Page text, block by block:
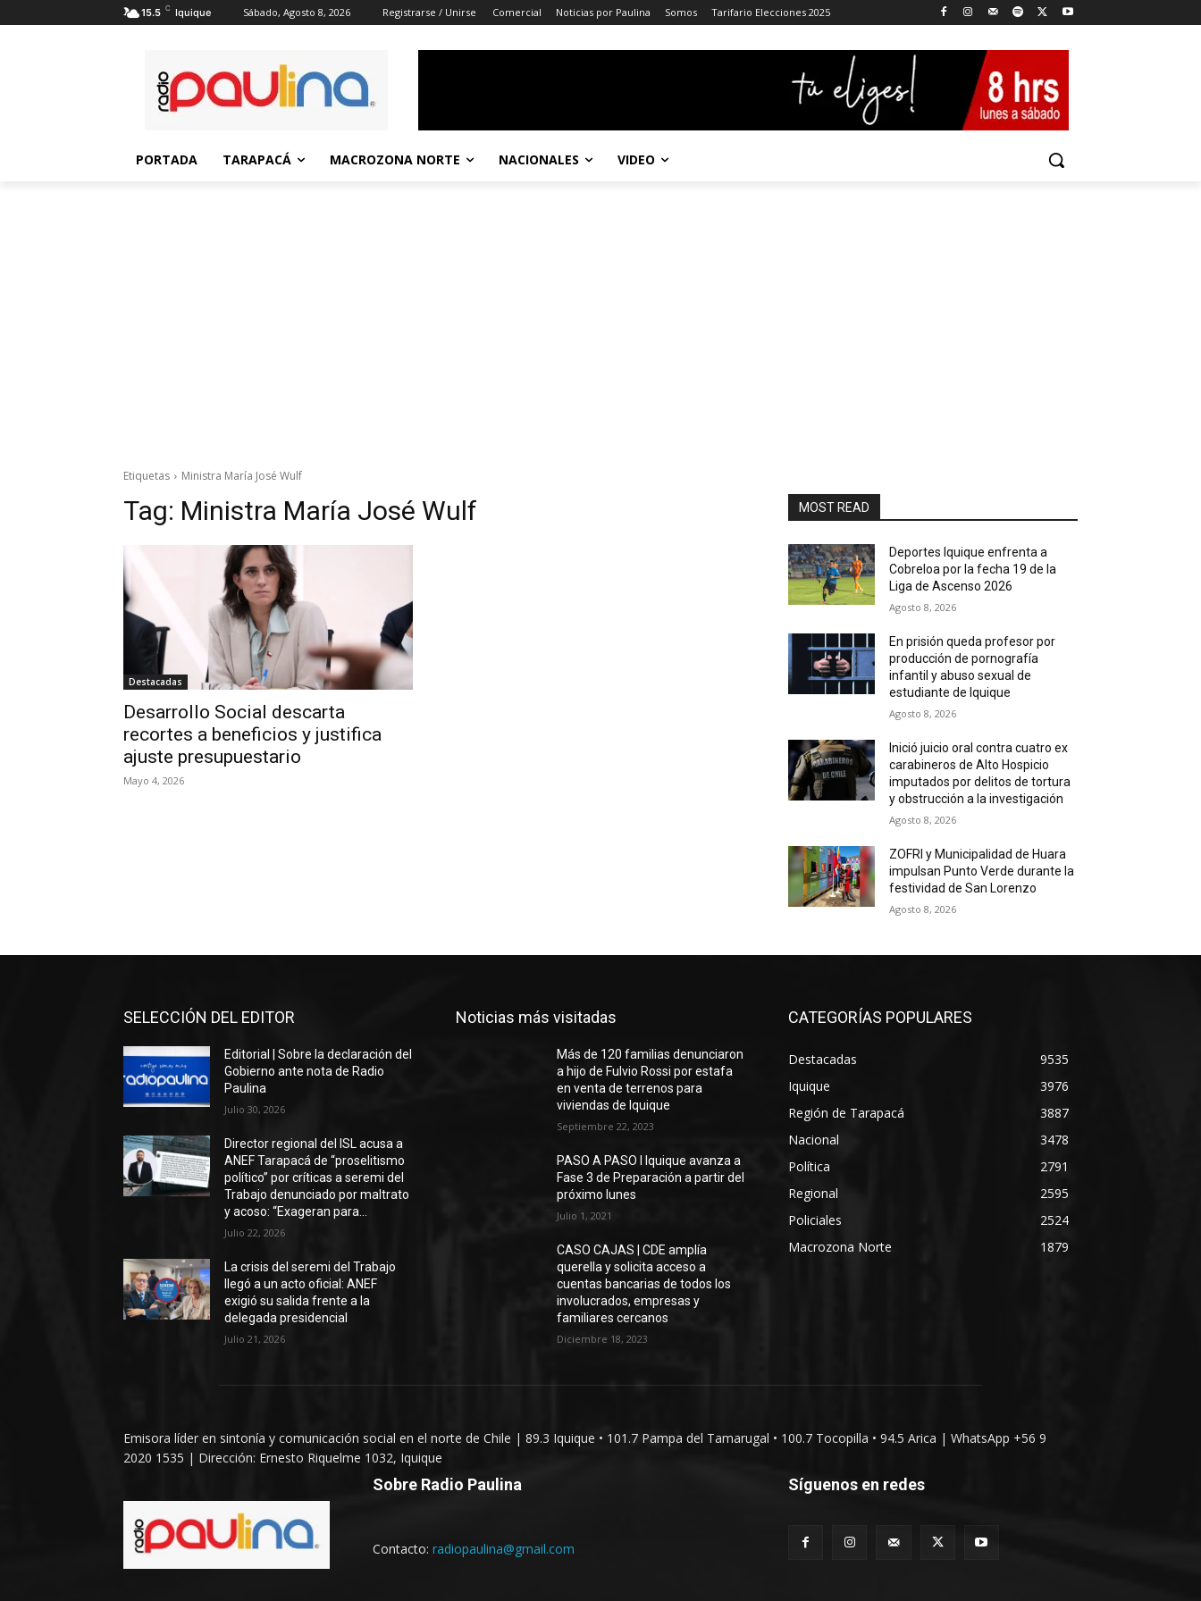
15.5 C Iquique Sábado, Agosto 8, 2026 Registrarse / Unirse Comercial Noticias por Paulina Somos Tarifario Elecciones 2025
PORTADA TARAPACÁ MACROZONA NORTE NACIONALES VIDEO
Etiquetas Ministra María José Wulf
Tag: Ministra María José Wulf
Destacadas
Desarrollo Social descarta
recortes a beneficios y justifica
ajuste presupuestario
Mayo 4, 2026
MOST READ
Deportes Iquique enfrenta a
Cobreloa por la fecha 19 de la
Liga de Ascenso 2026
Agosto 8, 2026
En prisión queda profesor por
producción de pornografía
infantil y abuso sexual de
estudiante de Iquique
Agosto 8, 2026
Inició juicio oral contra cuatro ex
carabineros de Alto Hospicio
imputados por delitos de tortura
y obstrucción a la investigación
Agosto 8, 2026
ZOFRI y Municipalidad de Huara
impulsan Punto Verde durante la
festividad de San Lorenzo
Agosto 8, 2026
SELECCIÓN DEL EDITOR
Editorial | Sobre la declaración del
Gobierno ante nota de Radio
Paulina
Julio 30, 2026
Director regional del ISL acusa a
ANEF Tarapacá de “proselitismo
político” por críticas a seremi del
Trabajo denunciado por maltrato
y acoso: “Exageran para...
Julio 22, 2026
La crisis del seremi del Trabajo
llegó a un acto oficial: ANEF
exigió su salida frente a la
delegada presidencial
Julio 21, 2026
Noticias más visitadas
Más de 120 familias denunciaron
a hijo de Fulvio Rossi por estafa
en venta de terrenos para
viviendas de Iquique
Septiembre 22, 2023
PASO A PASO I Iquique avanza a
Fase 3 de Preparación a partir del
próximo lunes
Julio 1, 2021
CASO CAJAS | CDE amplía
querella y solicita acceso a
cuentas bancarias de todos los
involucrados, empresas y
familiares cercanos
Diciembre 18, 2023
CATEGORÍAS POPULARES
Destacadas
9535
Iquique
3976
Región de Tarapacá
3887
Nacional
3478
Política
2791
Regional
2595
Policiales
2524
Macrozona Norte
1879
Emisora líder en sintonía y comunicación social en el norte de Chile | 89.3 Iquique • 101.7 Pampa del Tamarugal • 100.7 Tocopilla • 94.5 Arica | WhatsApp +56 9
2020 1535 | Dirección: Ernesto Riquelme 1032, Iquique
Sobre Radio Paulina
Contacto: radiopaulina@gmail.com
Síguenos en redes